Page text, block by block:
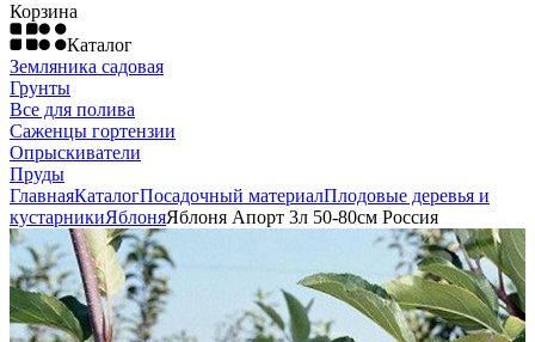
Корзина
Каталог
Земляника садовая
Грунты
Все для полива
Саженцы гортензии
Опрыскиватели
Пруды
ГлавнаяКаталогПосадочный материалПлодовые деревья и
кустарникиЯблоняЯблоня Апорт 3л 50-80см Россия